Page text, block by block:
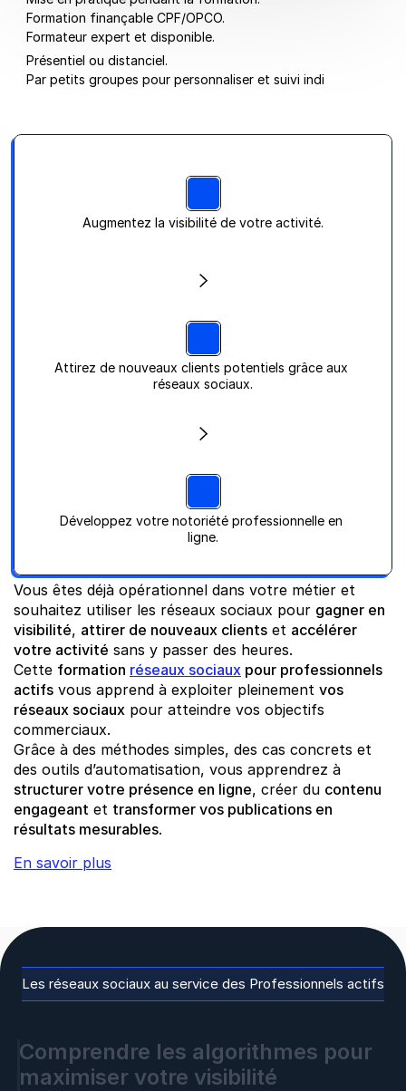
Formation finançable CPF/OPCO.
Formateur expert et disponible.
Présentiel ou distanciel.
Par petits groupes pour personnaliser et suivi individuel.
Augmentez la visibilité de votre activité.
Attirez de nouveaux clients potentiels grâce aux
réseaux sociaux.
Développez votre notoriété professionnelle en
ligne.
Vous êtes déjà opérationnel dans votre métier et
souhaitez utiliser les réseaux sociaux pour gagner en
visibilité, attirer de nouveaux clients et accélérer
votre activité sans y passer des heures.
Cette formation réseaux sociaux pour professionnels
actifs vous apprend à exploiter pleinement vos
réseaux sociaux pour atteindre vos objectifs
commerciaux.
Grâce à des méthodes simples, des cas concrets et
structurer votre présence en ligne, créer du contenu
engageant et transformer vos publications en
résultats mesurables.
En savoir plus
Les réseaux sociaux au service des Professionnels actifs
Comprendre les algorithmes pour
maximiser votre visibilité